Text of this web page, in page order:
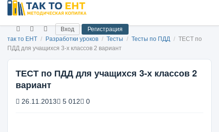
Вход
Регистрация
так то ЕНТ / Разработки уроков / Тесты / Тесты по ПДД / ТЕСТ по
ПДД для учащихся 3-х классов 2 вариант
ТЕСТ по ПДД для учащихся 3-х классов 2
вариант
26.11.2013 5 012 0